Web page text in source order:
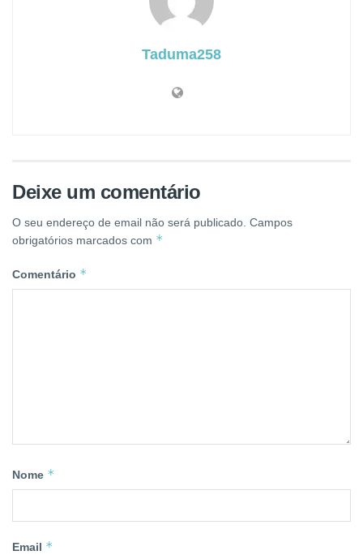
Taduma258
Deixe um comentário
O seu endereço de email não será publicado. Campos
obrigatórios marcados com *
Comentário *
Nome *
Email *